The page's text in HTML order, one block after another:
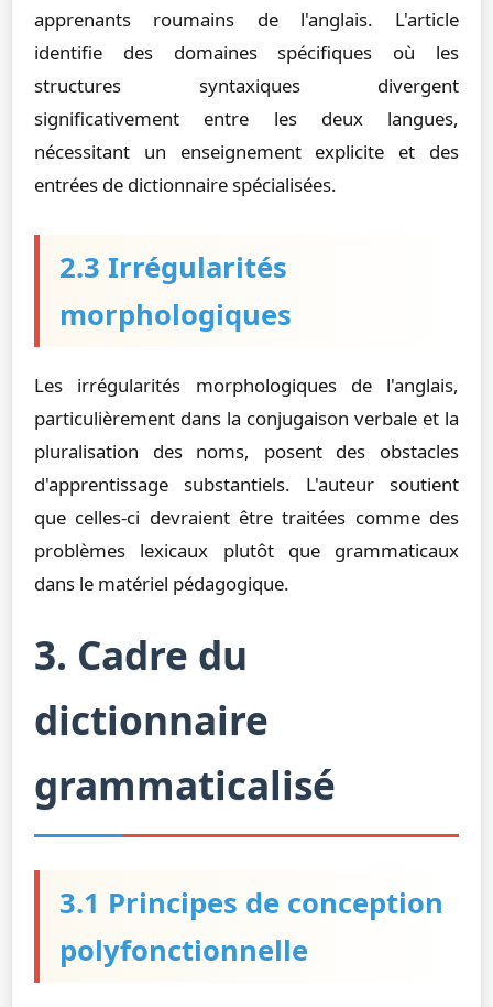
apprenants roumains de l'anglais. L'article
identifie des domaines spécifiques où les
structures syntaxiques divergent
significativement entre les deux langues,
nécessitant un enseignement explicite et des
entrées de dictionnaire spécialisées.
2.3 Irrégularités
morphologiques
Les irrégularités morphologiques de l'anglais,
particulièrement dans la conjugaison verbale et la
pluralisation des noms, posent des obstacles
d'apprentissage substantiels. L'auteur soutient
que celles-ci devraient être traitées comme des
problèmes lexicaux plutôt que grammaticaux
dans le matériel pédagogique.
3. Cadre du
dictionnaire
grammaticalisé
3.1 Principes de conception
polyfonctionnelle